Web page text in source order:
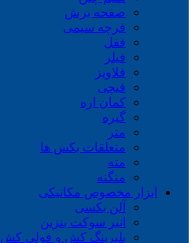
صفحه برش
فرچه سیمی
ففل
فیلر
قلاویز
قیچی
کمان اره
گیره
متر
متعلقات بکس ها
مته
منگنه
ابزار مخصوص مکانیکی
آلن بکسی
انبر سوکت بنزین
بلبرینگ کش و فولی کش